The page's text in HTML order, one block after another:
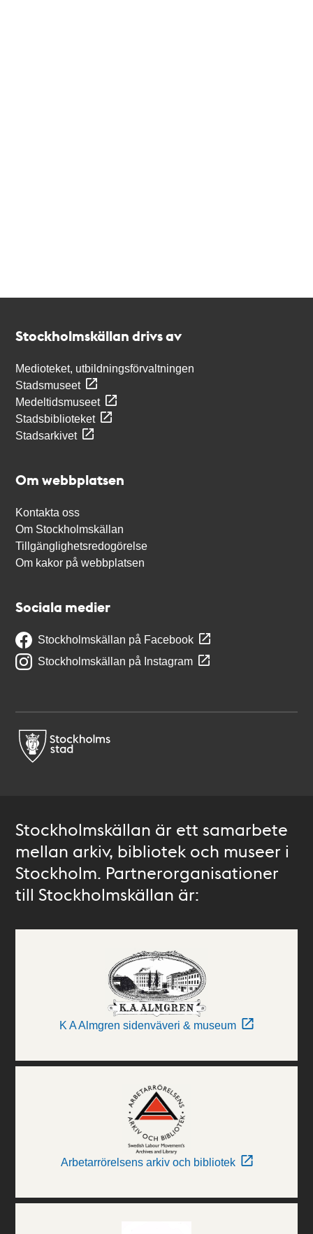
Stockholmskällan drivs av
Medioteket, utbildningsförvaltningen
Stadsmuseet
Medeltidsmuseet
Stadsbiblioteket
Stadsarkivet
Om webbplatsen
Kontakta oss
Om Stockholmskällan
Tillgänglighetsredogörelse
Om kakor på webbplatsen
Sociala medier
Stockholmskällan på Facebook
Stockholmskällan på Instagram
Stockholmskällan är ett samarbete
mellan arkiv, bibliotek och museer i
Stockholm. Partnerorganisationer
till Stockholmskällan är:
K A Almgren sidenväveri & museum
Arbetarrörelsens arkiv och bibliotek